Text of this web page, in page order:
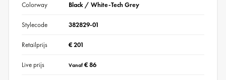
Colorway Black / White-Tech Grey
Stylecode 382829-01
Retailprijs € 201
Live prijs Vanaf€ 86